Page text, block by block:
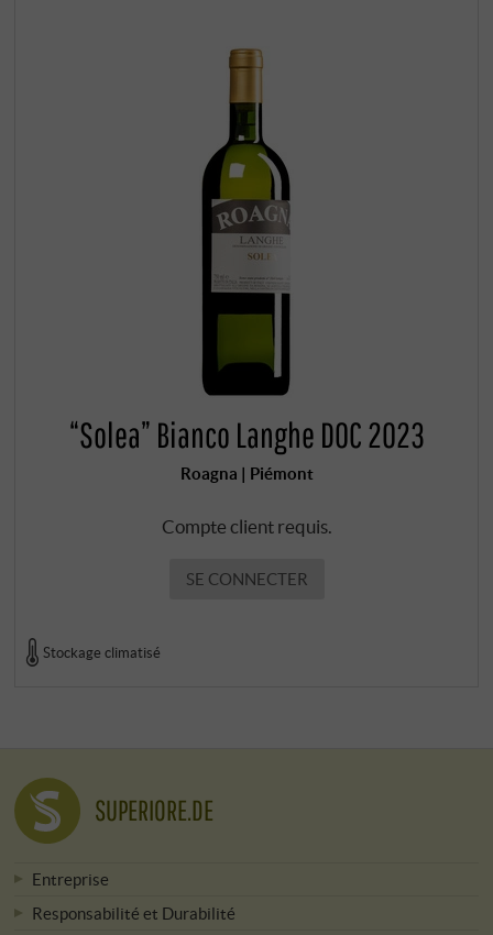
“Solea” Bianco Langhe DOC 2023
Roagna | Piémont
Compte client requis.
SE CONNECTER
Stockage climatisé
SUPERIORE.DE
Entreprise
Responsabilité et Durabilité